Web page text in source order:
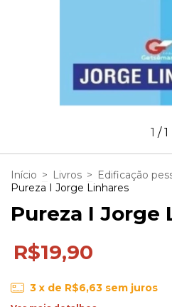
1 /1
Início > Livros > Edificação
Pureza I Jorge Linhares
Pureza I Jorge
R$19,90
3 x de R$6,63 sem juros